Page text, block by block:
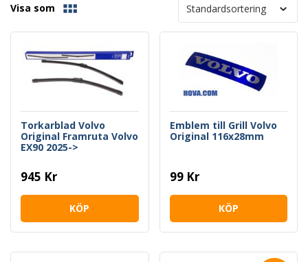
Visa som
Torkarblad Volvo
Original Framruta Volvo
EX90 2025->
945 Kr
KÖP
Emblem till Grill Volvo
Original 116x28mm
99 Kr
KÖP